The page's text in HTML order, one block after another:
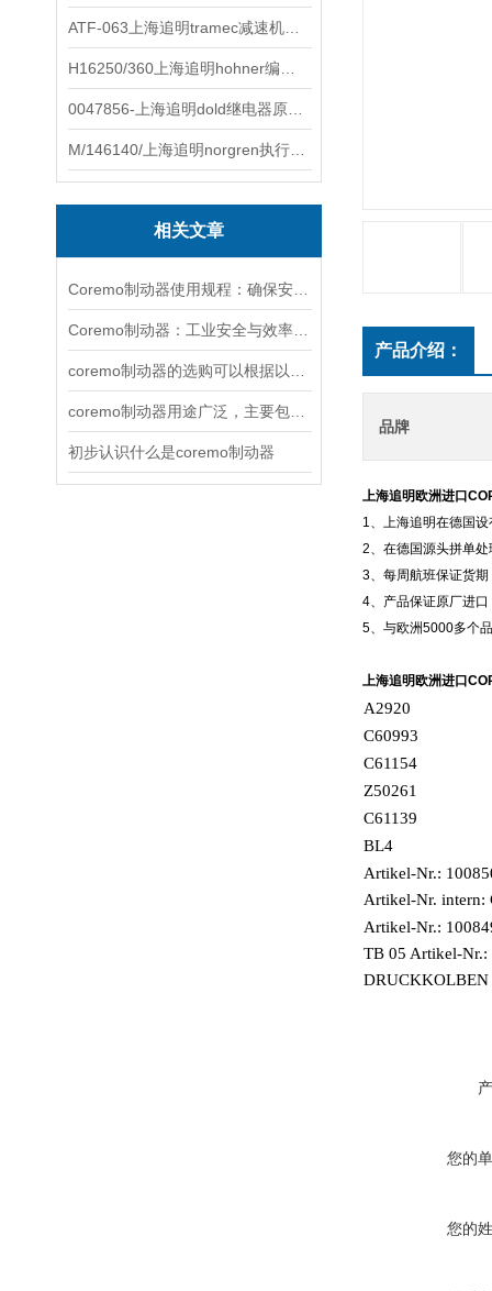
相关文章
初步认识什么是coremo制动器
产品介绍：
品牌
上海追明欧洲进口
1、上海追明在德国
2、在德国源头拼单
3、每周航班保证货
4、产品保证原厂进
5、与欧洲5000多个
上海追明欧洲进口
A2920
C60993
C61154
Z50261
C61139
BL4
Artikel-Nr.:
Artikel-Nr. intern:
Artikel-Nr.:
TB 05 Artikel-Nr.:
DRUCKKOLBEN
您的
您的